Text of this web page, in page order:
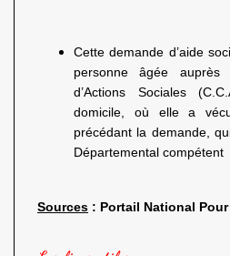
Cette demande d’aide
personne âgée auprès
d’Actions Sociales
domicile, où elle a
précédant la demande,
Départemental compétent
Sources : Portail National